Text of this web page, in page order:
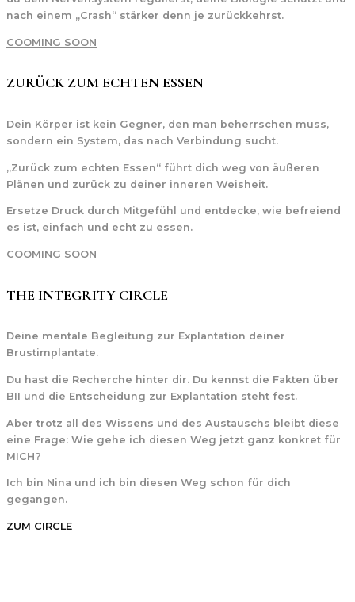
nach einem „Crash“ stärker denn je zurückkehrst.
COOMING SOON
ZURÜCK ZUM ECHTEN ESSEN
Dein Körper ist kein Gegner, den man beherrschen muss,
sondern ein System, das nach Verbindung sucht.
„Zurück zum echten Essen“ führt dich weg von äußeren
Plänen und zurück zu deiner inneren Weisheit.
Ersetze Druck durch Mitgefühl und entdecke, wie befreiend
es ist, einfach und echt zu essen.
COOMING SOON
THE INTEGRITY CIRCLE
Deine mentale Begleitung zur Explantation deiner
Brustimplantate.
Du hast die Recherche hinter dir. Du kennst die Fakten über
BII und die Entscheidung zur Explantation steht fest.
Aber trotz all des Wissens und des Austauschs bleibt diese
eine Frage: Wie gehe ich diesen Weg jetzt ganz konkret für
MICH?
Ich bin Nina und ich bin diesen Weg schon für dich
gegangen.
ZUM CIRCLE